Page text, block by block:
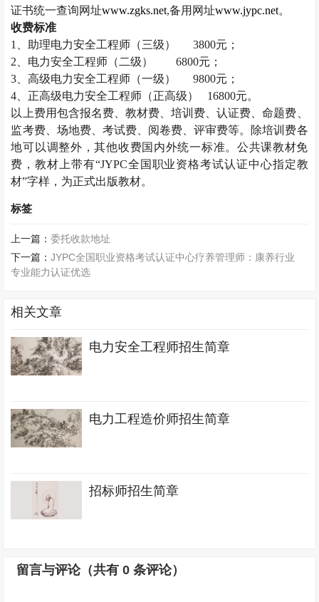
证书统一查询网址www.zgks.net,备用网址www.jypc.net。
收费标准
1
、助理电力安全工程师（三级） 3800元；
2 、电力安全工程师（二级） 6800元；
3 、高级电力安全工程师（一级） 9800元；
4 、正高级电力安全工程师（正高级） 16800元。
以上费用包含报名费、教材费、培训费、认证费、命题费、
监考费、场地费、考试费、阅卷费、评审费等。除培训费各
地可以调整外，其他收费国内外统一标准。公共课教材免
费，教材上带有“JYPC全国职业资格考试认证中心指定教
材”字样，为正式出版教材。
标签
上一篇：委托收款地址
下一篇：JYPC全国职业资格考试认证中心疗养管理师：康养行业
专业能力认证优选
相关文章
电力安全工程师招生简章
电力工程造价师招生简章
招标师招生简章
留言与评论（共有0 条评论）